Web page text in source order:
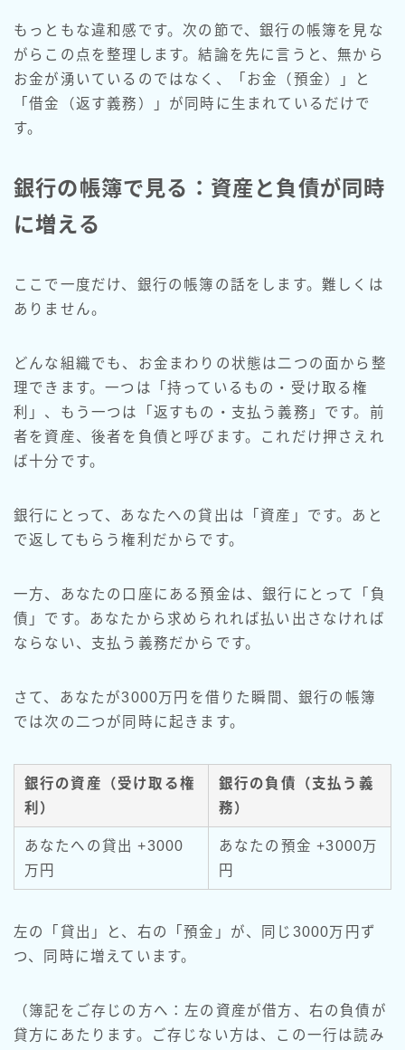
もっともな違和感です。次の節で、銀行の帳簿を見な
がらこの点を整理します。結論を先に言うと、無から
お金が湧いているのではなく、「お金（預金）」と
「借金（返す義務）」が同時に生まれているだけで
す。
銀行の帳簿で見る：資産と負債が同時
に増える
ここで一度だけ、銀行の帳簿の話をします。難しくは
ありません。
どんな組織でも、お金まわりの状態は二つの面から整
理できます。一つは「持っているもの・受け取る権
利」、もう一つは「返すもの・支払う義務」です。前
者を資産、後者を負債と呼びます。これだけ押さえれ
ば十分です。
銀行にとって、あなたへの貸出は「資産」です。あと
で返してもらう権利だからです。
一方、あなたの口座にある預金は、銀行にとって「負
債」です。あなたから求められれば払い出さなければ
ならない、支払う義務だからです。
さて、あなたが3000万円を借りた瞬間、銀行の帳簿
では次の二つが同時に起きます。
銀行の資産（受け取る権
利）
銀行の負債（支払う義
務）
あなたへの貸出 +3000
万円
あなたの預金 +3000万
円
左の「貸出」と、右の「預金」が、同じ3000万円ず
つ、同時に増えています。
（簿記をご存じの方へ：左の資産が借方、右の負債が
貸方にあたります。ご存じない方は、この一行は読み